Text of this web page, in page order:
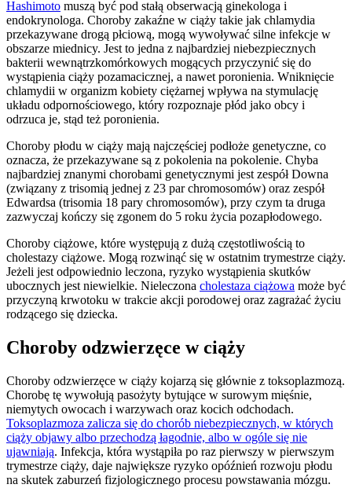
Hashimoto muszą być pod stałą obserwacją ginekologa i
endokrynologa. Choroby zakaźne w ciąży takie jak chlamydia
przekazywane drogą płciową, mogą wywoływać silne infekcje w
obszarze miednicy. Jest to jedna z najbardziej niebezpiecznych
bakterii wewnątrzkomórkowych mogących przyczynić się do
wystąpienia ciąży pozamacicznej, a nawet poronienia. Wniknięcie
chlamydii w organizm kobiety ciężarnej wpływa na stymulację
układu odpornościowego, który rozpoznaje płód jako obcy i
odrzuca je, stąd też poronienia.
Choroby płodu w ciąży mają najczęściej podłoże genetyczne, co
oznacza, że przekazywane są z pokolenia na pokolenie. Chyba
najbardziej znanymi chorobami genetycznymi jest zespół Downa
(związany z trisomią jednej z 23 par chromosomów) oraz zespół
Edwardsa (trisomia 18 pary chromosomów), przy czym ta druga
zazwyczaj kończy się zgonem do 5 roku życia pozapłodowego.
Choroby ciążowe, które występują z dużą częstotliwością to
cholestazy ciążowe. Mogą rozwinąć się w ostatnim trymestrze ciąży.
Jeżeli jest odpowiednio leczona, ryzyko wystąpienia skutków
ubocznych jest niewielkie. Nieleczona cholestaza ciążowa może być
przyczyną krwotoku w trakcie akcji porodowej oraz zagrażać życiu
rodzącego się dziecka.
Choroby odzwierzęce w ciąży
Choroby odzwierzęce w ciąży kojarzą się głównie z toksoplazmozą.
Chorobę tę wywołują pasożyty bytujące w surowym mięśnie,
niemytych owocach i warzywach oraz kocich odchodach.
Toksoplazmoza zalicza się do chorób niebezpiecznych, w których
ciąży objawy albo przechodzą łagodnie, albo w ogóle się nie
ujawniają. Infekcja, która wystąpiła po raz pierwszy w pierwszym
trymestrze ciąży, daje największe ryzyko opóźnień rozwoju płodu
na skutek zaburzeń fizjologicznego procesu powstawania mózgu.